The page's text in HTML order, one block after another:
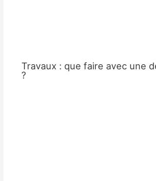
Travaux : que faire avec une
?